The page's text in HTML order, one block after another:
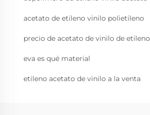
acetato de etileno vinilo polietileno
precio de acetato de vinilo de etileno
eva es qué material
etileno acetato de vinilo a la venta